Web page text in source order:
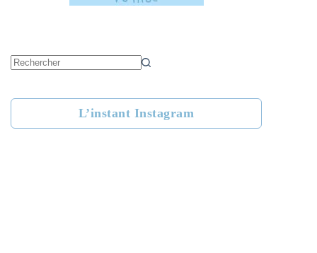
L’instant Instagram